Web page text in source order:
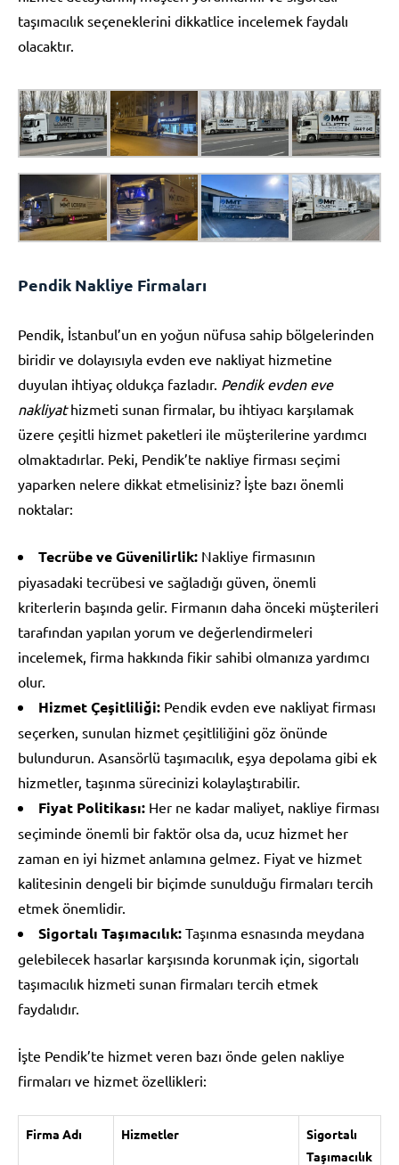
taşımacılık seçeneklerini dikkatlice incelemek faydalı
olacaktır.
Pendik Nakliye Firmaları
Pendik, İstanbul’un en yoğun nüfusa sahip bölgelerinden
biridir ve dolayısıyla evden eve nakliyat hizmetine
duyulan ihtiyaç oldukça fazladır. Pendik evden eve
nakliyathizmeti sunan firmalar, bu ihtiyacı karşılamak
üzere çeşitli hizmet paketleri ile müşterilerine yardımcı
olmaktadırlar. Peki, Pendik’te nakliye firması seçimi
yaparken nelere dikkat etmelisiniz? İşte bazı önemli
noktalar:
Tecrübe ve Güvenilirlik: Nakliye firmasının
piyasadaki tecrübesi ve sağladığı güven, önemli
kriterlerin başında gelir. Firmanın daha önceki müşterileri
tarafından yapılan yorum ve değerlendirmeleri
incelemek, firma hakkında fikir sahibi olmanıza yardımcı
olur.
Hizmet Çeşitliliği: Pendik evden eve nakliyat firması
seçerken, sunulan hizmet çeşitliliğini göz önünde
bulundurun. Asansörlü taşımacılık, eşya depolama gibi ek
hizmetler, taşınma sürecinizi kolaylaştırabilir.
Fiyat Politikası: Her ne kadar maliyet, nakliye firması
seçiminde önemli bir faktör olsa da, ucuz hizmet her
zaman en iyi hizmet anlamına gelmez. Fiyat ve hizmet
kalitesinin dengeli bir biçimde sunulduğu firmaları tercih
etmek önemlidir.
Sigortalı Taşımacılık: Taşınma esnasında meydana
gelebilecek hasarlar karşısında korunmak için, sigortalı
taşımacılık hizmeti sunan firmaları tercih etmek
faydalıdır.
İşte Pendik’te hizmet veren bazı önde gelen nakliye
firmaları ve hizmet özellikleri:
Firma Adı Hizmetler
Sigortalı
Taşımacılık